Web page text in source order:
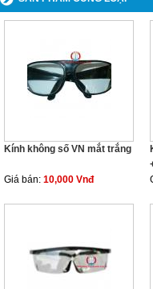
Kính không số VN mắt trắng
Giá bán: 10,000 Vnđ